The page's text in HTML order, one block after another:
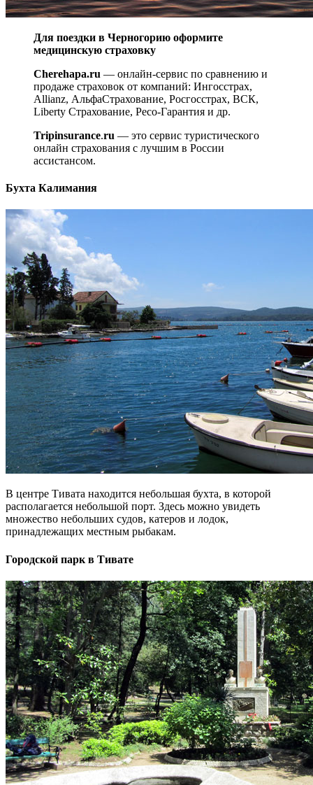
Для поездки в Черногорию оформите
медицинскую страховку
Cherehapa.ru — онлайн-сервис по сравнению и
продаже страховок от компаний: Ингосстрах,
Allianz, АльфаСтрахование, Росгосстрах, ВСК,
Liberty Страхование, Ресо-Гарантия и др.
Tripinsurance.ru — это сервис туристического
онлайн страхования с лучшим в России
ассистансом.
Бухта Калимания
В центре Тивата находится небольшая бухта, в которой
располагается небольшой порт. Здесь можно увидеть
множество небольших судов, катеров и лодок,
принадлежащих местным рыбакам.
Городской парк в Тивате